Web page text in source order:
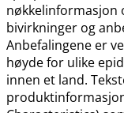
nøkkelinformasjon
bivirkninger og
Anbefalingene er
høyde for ulike
innen et land.